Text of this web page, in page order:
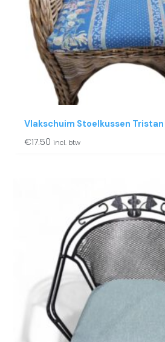
Vlakschuim Stoelkussen Tristan
€17.50 incl. btw